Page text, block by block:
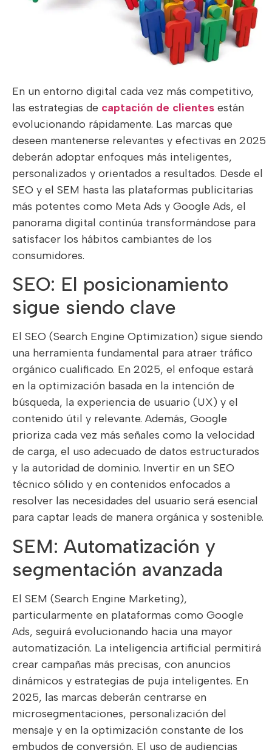
En un entorno digital cada vez más competitivo,
las estrategias de captación de clientes están
evolucionando rápidamente. Las marcas que
deseen mantenerse relevantes y efectivas en 2025
deberán adoptar enfoques más inteligentes,
personalizados y orientados a resultados. Desde el
SEO y el SEM hasta las plataformas publicitarias
más potentes como Meta Ads y Google Ads, el
panorama digital continúa transformándose para
satisfacer los hábitos cambiantes de los
consumidores.
SEO: El posicionamiento
sigue siendo clave
El SEO (Search Engine Optimization) sigue siendo
una herramienta fundamental para atraer tráfico
orgánico cualificado. En 2025, el enfoque estará
en la optimización basada en la intención de
búsqueda, la experiencia de usuario (UX) y el
contenido útil y relevante. Además, Google
prioriza cada vez más señales como la velocidad
de carga, el uso adecuado de datos estructurados
y la autoridad de dominio. Invertir en un SEO
técnico sólido y en contenidos enfocados a
resolver las necesidades del usuario será esencial
para captar leads de manera orgánica y sostenible.
SEM: Automatización y
segmentación avanzada
El SEM (Search Engine Marketing),
particularmente en plataformas como Google
Ads, seguirá evolucionando hacia una mayor
automatización. La inteligencia artificial permitirá
crear campañas más precisas, con anuncios
dinámicos y estrategias de puja inteligentes. En
2025, las marcas deberán centrarse en
microsegmentaciones, personalización del
mensaje y en la optimización constante de los
embudos de conversión. El uso de audiencias